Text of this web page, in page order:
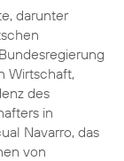
darunter
Wirtschaft,
des
in
Navarro, das
von